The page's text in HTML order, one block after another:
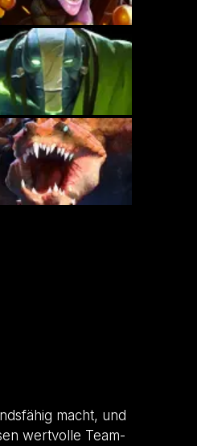
macht, und
wertvolle Team-